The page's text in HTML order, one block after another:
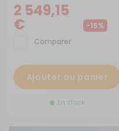
2 549,15
€
-15%
Comparer
Ajouter au panier
En stock